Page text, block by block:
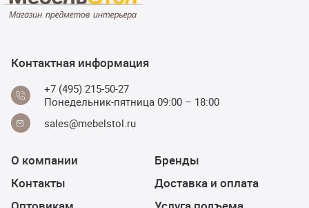
Контактная информация
+7 (495) 215-50-27
Понедельник-пятница 09:00 – 18:00
sales@mebelstol.ru
О компании
Контакты
Бренды
Доставка и оплата